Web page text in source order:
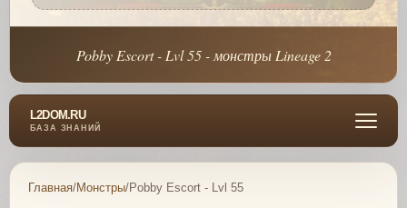
Pobby Escort - Lvl 55 - монстры Lineage 2
L2DOM.RU
БАЗА ЗНАНИЙ
Главная/Монстры/Pobby Escort - Lvl 55